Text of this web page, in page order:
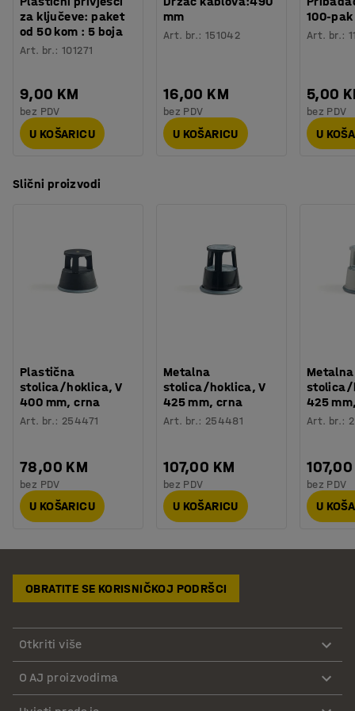
za ključeve: paket
od 50 kom : 5 boja
Art. br.:101271
9,00 KM
bez PDV
U KOŠARICU
mm
Art. br.: 151042
16,00 KM
bez PDV
U KOŠARICU
100-pak
Art. br.:
5,00
bez PDV
U
Slični proizvodi
Plastična
stolica/hoklica, V
400 mm, crna
Art. br.: 254471
78,00 KM
bez PDV
U KOŠARICU
Metalna
stolica/hoklica, V
425 mm, crna
Art. br.: 254481
107,00 KM
bez PDV
U KOŠARICU
Metalna
stolica/
425
Art. br.:
bez PDV
U
OBRATITE SE KORISNIČKOJ PODRŠCI
Otkriti više
O AJ proizvodima